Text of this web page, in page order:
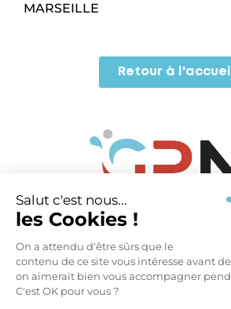
MARSEILLE
Retour à l'accueil
8 rue Laugier
13010 Marseille